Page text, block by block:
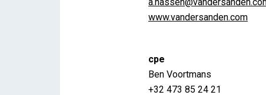
www.vandersanden.com
cpe
Ben Voortmans
+32 473 85 24 21